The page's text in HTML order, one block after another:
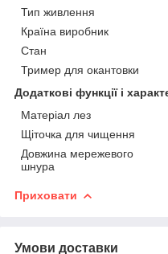
Тип живлення
Країна виробник
Стан
Тример для окантовки
Додаткові функції і
Матеріал лез
Щіточка для чищення
Довжина мережевого
шнура
Приховати
Умови доставки